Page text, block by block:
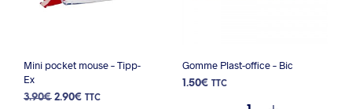
Mini pocket mouse – Tipp-
Ex
3.90€ Le
2.90€ Le
TTC
Gomme Plast-office – Bic
1.50€ TTC